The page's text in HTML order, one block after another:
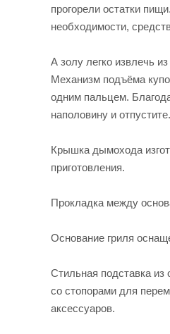
прогорели остатки
необходимости,
А золу легко извлечь
Механизм подъёма
одним пальцем.
наполовину и
Крышка дымохода
приготовления.
Прокладка между
Основание гриля
Стильная подставка из
со стопорами для
аксессуаров.